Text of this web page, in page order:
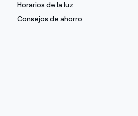
Horarios de la luz
Consejos de ahorro